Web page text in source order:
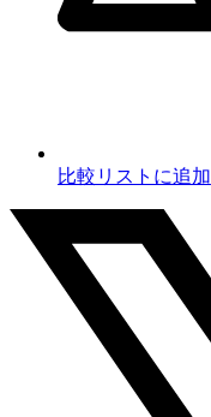
比較リストに追加